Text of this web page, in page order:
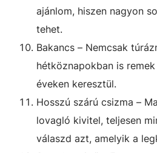
ajánlom, hiszen nagyon
tehet.
Bakancs – Nemcsak
hétköznapokban is
éveken keresztül.
Hosszú szárú csizma –
lovagló kivitel, teljesen
válaszd azt, amelyik a